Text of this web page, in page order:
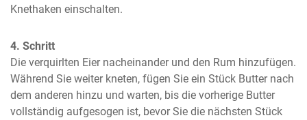
Knethaken einschalten.
4. Schritt
Die verquirlten Eier nacheinander und den Rum hinzufügen.
Während Sie weiter kneten, fügen Sie ein Stück Butter nach
dem anderen hinzu und warten, bis die vorherige Butter
vollständig aufgesogen ist, bevor Sie die nächsten Stück